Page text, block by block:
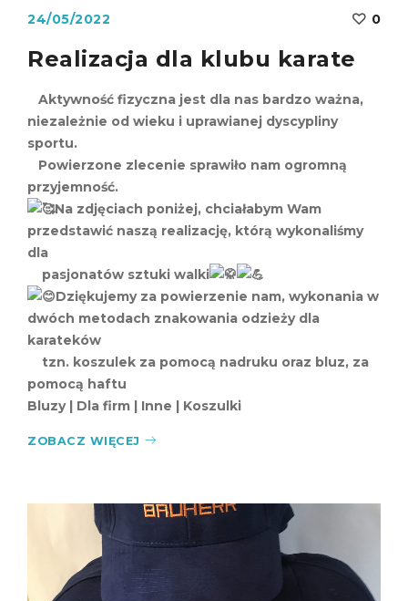
24/05/2022 0
Realizacja dla klubu karate
Aktywność fizyczna jest dla nas bardzo ważna,
niezależnie od wieku i uprawianej dyscypliny
sportu.
Powierzone zlecenie sprawiło nam ogromną
przyjemność.
Na zdjęciach poniżej, chciałabym Wam
przedstawić naszą realizację, którą wykonaliśmy
dla
pasjonatów sztuki walki
Dziękujemy za powierzenie nam, wykonania w
dwóch metodach znakowania odzieży dla
karateków
tzn. koszulek za pomocą nadruku oraz bluz, za
pomocą haftu
Bluzy | Dla firm | Inne | Koszulki
ZOBACZ WIĘCEJ